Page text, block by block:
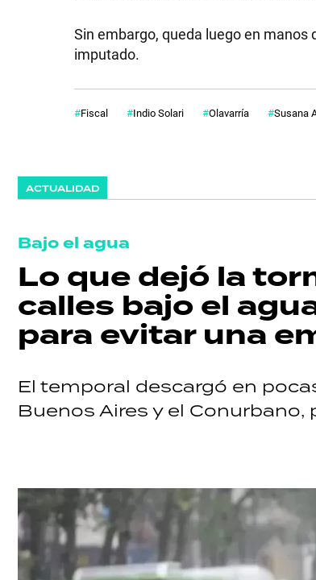
Sin embargo, queda luego en
imputado.
Fiscal Indio Solari Olavarría Susana
ACTUALIDAD
Bajo el agua
Lo que dejó la
calles bajo el
para evitar una
El temporal descargó en
Buenos Aires y el
POLICIALES
GRAN
HERMANO
SALUD
DEPORTES